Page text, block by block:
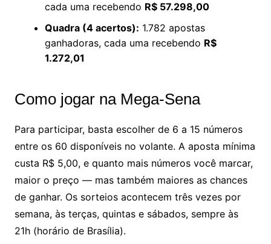
cada uma recebendo R$ 57.298,00
Quadra (4 acertos): 1.782 apostas
ganhadoras, cada uma recebendo R$
1.272,01
Como jogar na Mega-Sena
Para participar, basta escolher de 6 a 15 números
entre os 60 disponíveis no volante. A aposta mínima
custa R$ 5,00, e quanto mais números você marcar,
maior o preço — mas também maiores as chances
de ganhar. Os sorteios acontecem três vezes por
semana, às terças, quintas e sábados, sempre às
21h (horário de Brasília).